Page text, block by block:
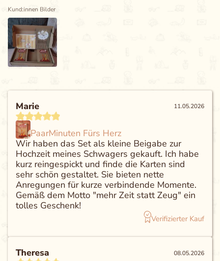
Kund:innen Bilder
Marie 11.05.2026
PaarMinuten Fürs Herz
Wir haben das Set als kleine Beigabe zur
Hochzeit meines Schwagers gekauft. Ich habe
kurz reingespickt und finde die Karten sind
sehr schön gestaltet. Sie bieten nette
Anregungen für kurze verbindende Momente.
Gemäß dem Motto "mehr Zeit statt Zeug" ein
tolles Geschenk!
Verifizierter Kauf
Theresa 08.05.2026